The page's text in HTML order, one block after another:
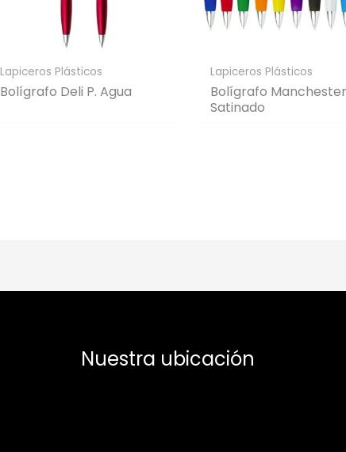
Lapiceros Plásticos
Bolígrafo Deli P. Agua
Lapiceros Plásticos
Bolígrafo
Satinado
Nuestra ubicación